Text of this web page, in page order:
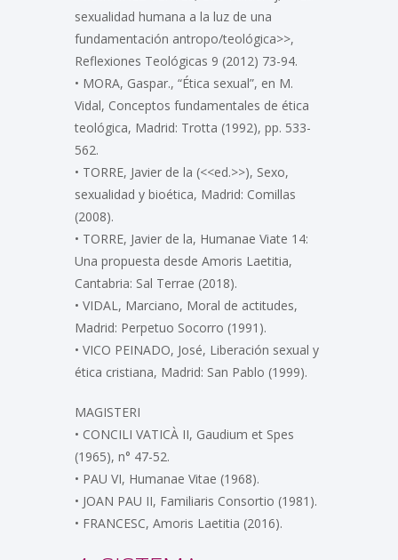
sexualidad humana a la luz de una
fundamentación antropo/teológica>>,
Reflexiones Teológicas 9 (2012) 73-94.
• MORA, Gaspar., “Ética sexual”, en M.
Vidal, Conceptos fundamentales de ética
teológica, Madrid: Trotta (1992), pp. 533-
562.
• TORRE, Javier de la (<<ed.>>), Sexo,
sexualidad y bioética, Madrid: Comillas
(2008).
• TORRE, Javier de la, Humanae Viate 14:
Una propuesta desde Amoris Laetitia,
Cantabria: Sal Terrae (2018).
• VIDAL, Marciano, Moral de actitudes,
Madrid: Perpetuo Socorro (1991).
• VICO PEINADO, José, Liberación sexual y
ética cristiana, Madrid: San Pablo (1999).
MAGISTERI
• CONCILI VATICÀ II, Gaudium et Spes
(1965), n° 47-52.
• PAU VI, Humanae Vitae (1968).
• JOAN PAU II, Familiaris Consortio (1981).
• FRANCESC, Amoris Laetitia (2016).